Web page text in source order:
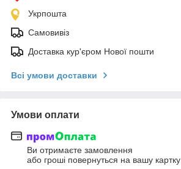
Укрпошта
Самовивіз
Доставка кур'єром Нової пошти
Всі умови доставки
Умови оплати
Ви отримаєте замовлення
або гроші повернуться на вашу картку